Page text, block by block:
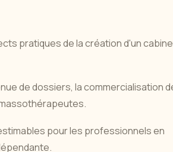
pratiques de la création d'un
de dossiers, la commercialisation
pour les professionnels en